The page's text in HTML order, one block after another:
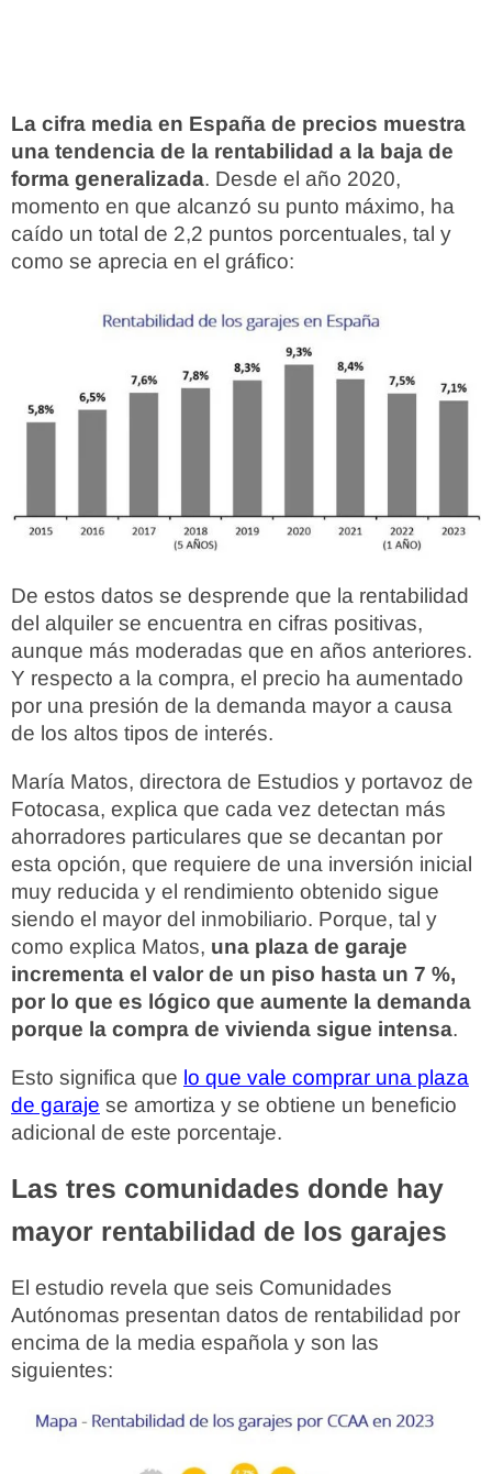
La cifra media en España de precios muestra
una tendencia de la rentabilidad a la baja de
forma generalizada. Desde el año 2020,
momento en que alcanzó su punto máximo, ha
caído un total de 2,2 puntos porcentuales, tal y
como se aprecia en el gráfico:
De estos datos se desprende que la rentabilidad
del alquiler se encuentra en cifras positivas,
aunque más moderadas que en años anteriores.
Y respecto a la compra, el precio ha aumentado
por una presión de la demanda mayor a causa
de los altos tipos de interés.
María Matos, directora de Estudios y portavoz de
Fotocasa, explica que cada vez detectan más
ahorradores particulares que se decantan por
esta opción, que requiere de una inversión inicial
muy reducida y el rendimiento obtenido sigue
siendo el mayor del inmobiliario. Porque, tal y
como explica Matos, una plaza de garaje
incrementa el valor de un piso hasta un 7 %,
por lo que es lógico que aumente la demanda
porque la compra de vivienda sigue intensa.
Esto significa que lo que vale comprar una plaza
de garaje se amortiza y se obtiene un beneficio
adicional de este porcentaje.
Las tres comunidades donde hay
mayor rentabilidad de los garajes
El estudio revela que seis Comunidades
Autónomas presentan datos de rentabilidad por
encima de la media española y son las
siguientes: